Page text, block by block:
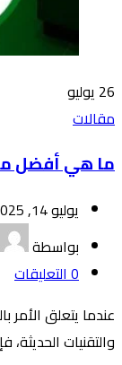
26 يوليو
مقالات
ما هي أفضل
يوليو 14, 2025
بواسطة
0التعليقات
عندما يتعلق الأمر
والتقنيات